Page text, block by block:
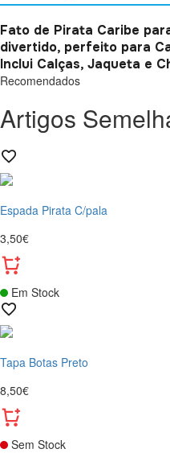
Fato de Pirata Caribe
divertido, perfeito para
Inclui Calças, Jaqueta e
Recomendados
Artigos
Espada Pirata C/pala
3,50€
Em Stock
Tapa Botas Preto
8,50€
Sem Stock